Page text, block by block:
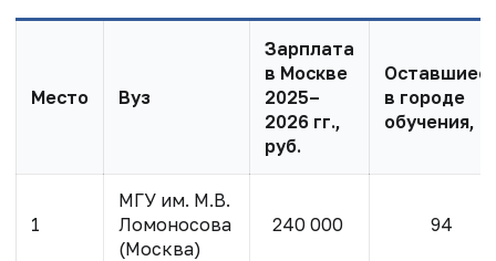
Место Вуз
Зарплата
в Москве
2025–
2026 гг.,
руб.
в городе
обучения, %
1
МГУ им. М.В.
Ломоносова
(Москва)
240 000 94